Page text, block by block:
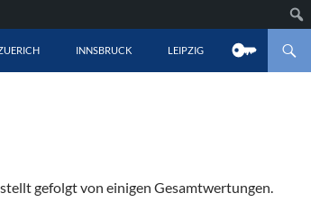
INNSBRUCK LEIPZIG
gefolgt von einigen Gesamtwertungen.